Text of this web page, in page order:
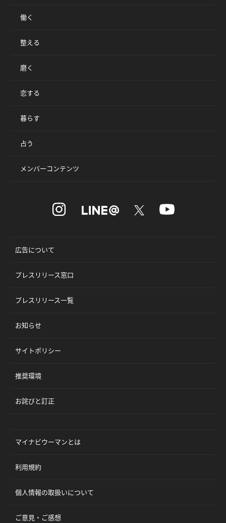
働く
整える
磨く
恋する
暮らす
占う
メンバーコンテンツ
広告について
プレスリリース窓口
プレスリリース一覧
お知らせ
サイトポリシー
推奨環境
お詫びと訂正
マイナビウーマンとは
利用規約
個人情報の取扱いについて
ご意見・ご感想